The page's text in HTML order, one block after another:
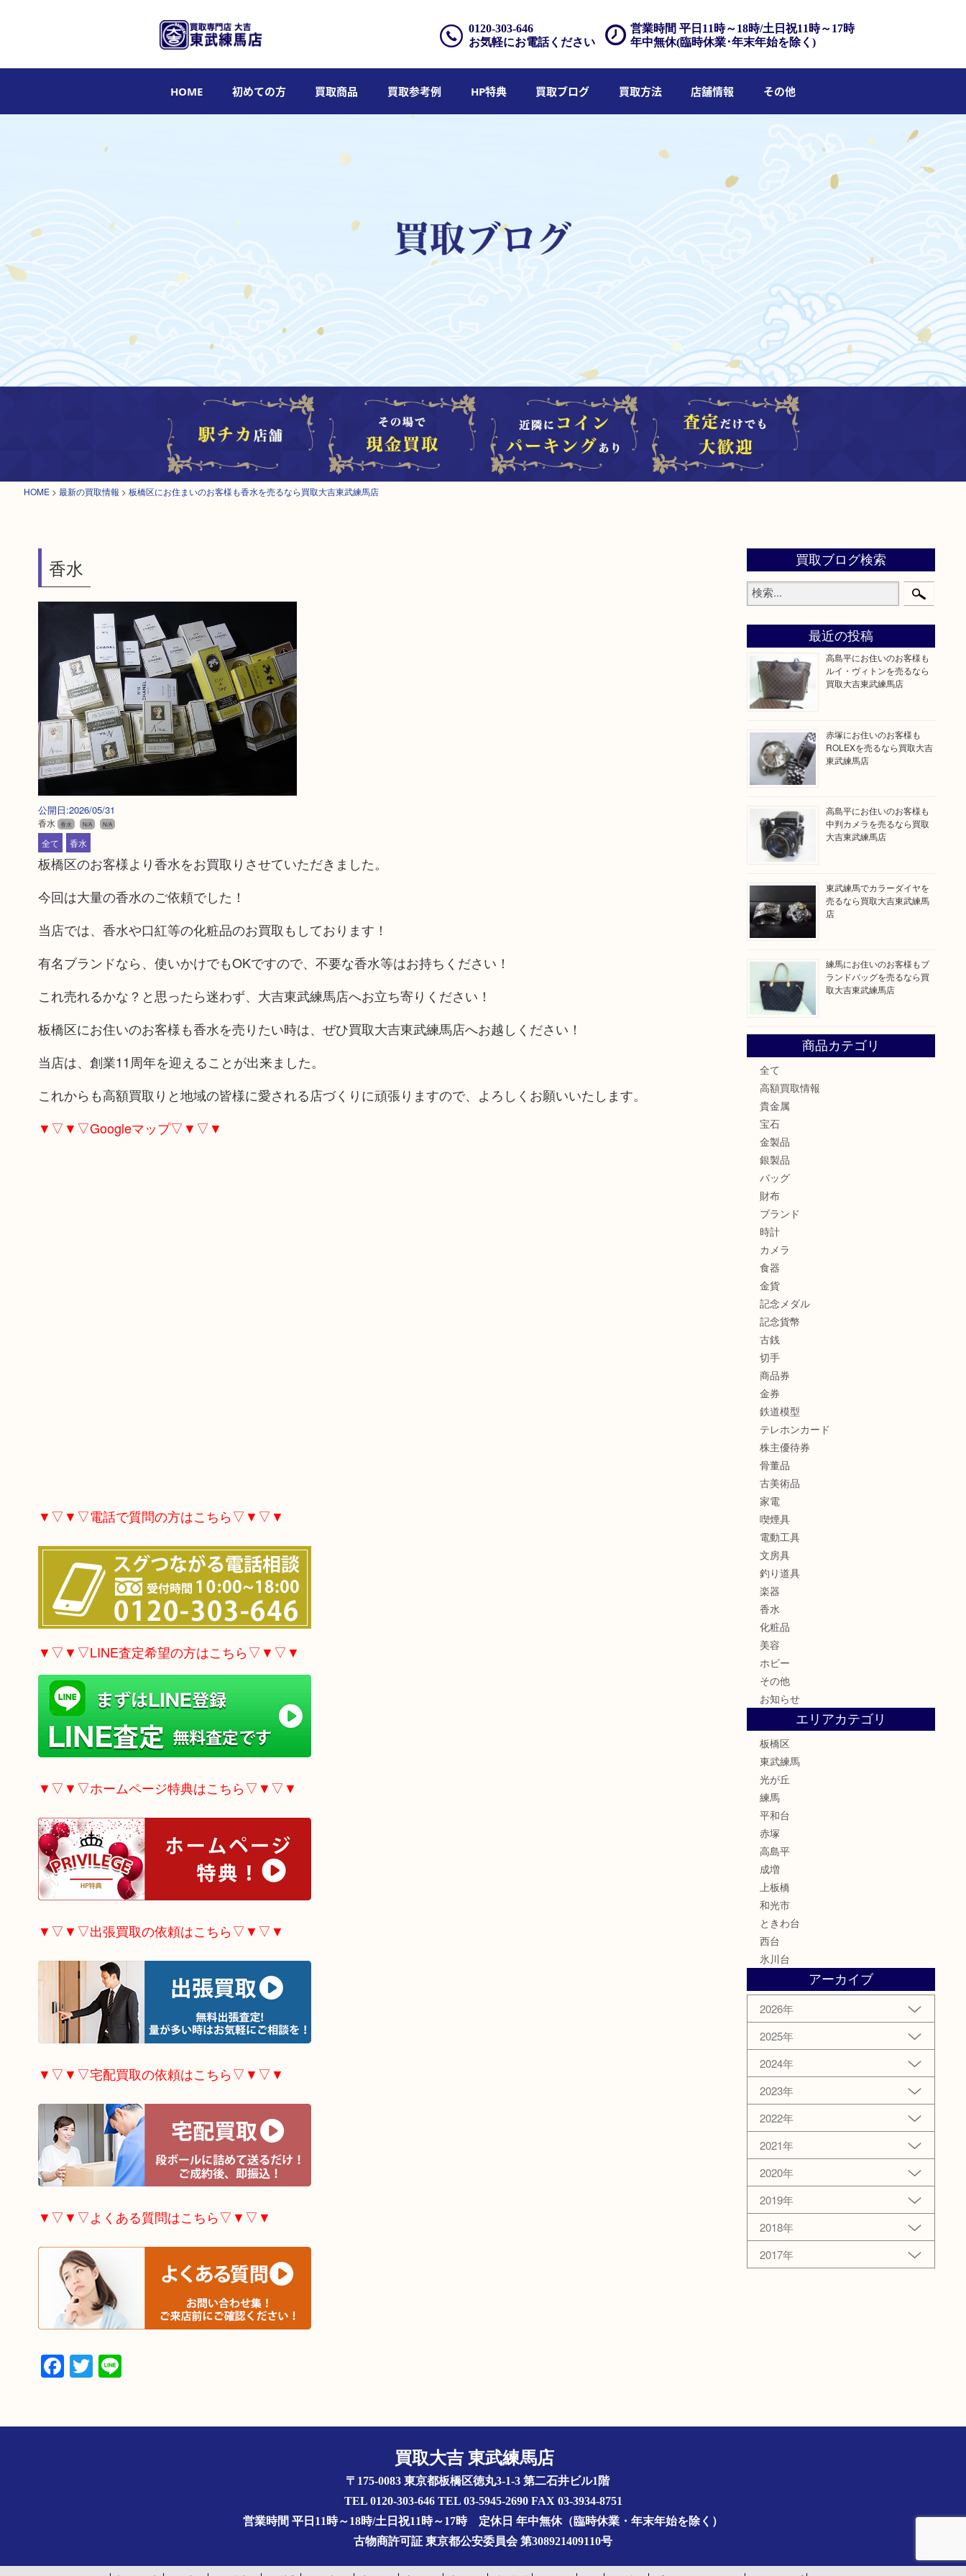
営業時間 平日11時～18時/土日祝11時～17時
年中無休(臨時休業･年末年始を除く)
0120-303-646
お気軽にお電話ください
HOME 初めての方 買取商品 買取参考例 HP特典 買取ブログ 買取方法 店舗情報 その他
HOME > 最新の買取情報 > 板橋区にお住まいのお客様も香水を売るなら買取大吉東武練馬店
香水
公開日:2026/05/31
香水 香水 N/A N/A
全て 香水
板橋区のお客様より香水をお買取りさせていただきました。
今回は大量の香水のご依頼でした！
当店では、香水や口紅等の化粧品のお買取もしております！
有名ブランドなら、使いかけでもOKですので、不要な香水等はお持ちください！
これ売れるかな？と思ったら迷わず、大吉東武練馬店へお立ち寄りください！
板橋区にお住いのお客様も香水を売りたい時は、ぜひ買取大吉東武練馬店へお越しください！
当店は、創業11周年を迎えることが出来ました。
これからも高額買取りと地域の皆様に愛される店づくりに頑張りますので、よろしくお願いいたします。
▼▽▼▽Googleマップ▽▼▽▼
▼▽▼▽電話で質問の方はこちら▽▼▽▼
▼▽▼▽LINE査定希望の方はこちら▽▼▽▼
▼▽▼▽ホームページ特典はこちら▽▼▽▼
▼▽▼▽出張買取の依頼はこちら▽▼▽▼
▼▽▼▽宅配買取の依頼はこちら▽▼▽▼
▼▽▼▽よくある質問はこちら▽▼▽▼
Facebook
Twitter
Line
買取ブログ検索
最近の投稿
高島平にお住いのお客様も
ルイ・ヴィトンを売るなら
買取大吉東武練馬店
赤塚にお住いのお客様も
ROLEXを売るなら買取大吉
東武練馬店
高島平にお住いのお客様も
中判カメラを売るなら買取
大吉東武練馬店
東武練馬でカラーダイヤを
売るなら買取大吉東武練馬
店
練馬にお住いのお客様もブ
ランドバッグを売るなら買
取大吉東武練馬店
商品カテゴリ
全て
高額買取情報
貴金属
宝石
金製品
銀製品
バッグ
財布
ブランド
時計
カメラ
食器
金貨
記念メダル
記念貨幣
古銭
切手
商品券
金券
鉄道模型
テレホンカード
株主優待券
骨董品
古美術品
家電
喫煙具
電動工具
文房具
釣り道具
楽器
香水
化粧品
美容
ホビー
その他
お知らせ
エリアカテゴリ
板橋区
東武練馬
光が丘
練馬
平和台
赤塚
高島平
成増
上板橋
和光市
ときわ台
西台
氷川台
アーカイブ
2026年
2025年
2024年
2023年
2022年
2021年
2020年
2019年
2018年
2017年
買取大吉 東武練馬店
〒175-0083 東京都板橋区徳丸3-1-3 第二石井ビル1階
TEL 0120-303-646 TEL 03-5945-2690 FAX 03-3934-8751
営業時間 平日11時～18時/土日祝11時～17時 定休日 年中無休（臨時休業・年末年始を除く）
古物商許可証 東京都公安委員会 第308921409110号